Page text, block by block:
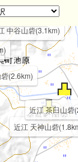
近江 天神山砦
近江 茶臼山砦
(2.6km)
中谷山砦(3.1km)
山砦(3.3km)
近江 林谷山砦
柏谷山砦(3.4km)